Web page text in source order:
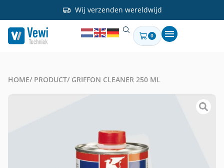
Wij verzenden wereldwijd
0
HOME/ PRODUCT/ GRIFFON CLEANER 250 ML